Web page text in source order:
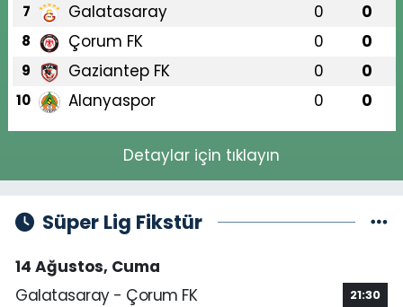
7 Galatasaray 0 0
8 Çorum FK 0 0
9 Gaziantep FK 0 0
10 Alanyaspor 0 0
Detaylar için tıklayın
Süper Lig Fikstür
14 Ağustos, Cuma
Galatasaray - Çorum FK
21:30